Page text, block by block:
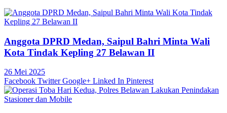
Anggota DPRD Medan, Saipul Bahri Minta Wali
Kota Tindak Kepling 27 Belawan II
26 Mei 2025
Facebook Twitter Google+ Linked In Pinterest